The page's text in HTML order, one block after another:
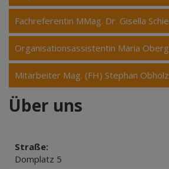
Fachreferentin MMag. Dr. Gisella
Organisationsassistentin Maria
Mitarbeiter Mag. (FH) Stephan
Über uns
Straße:
Domplatz 5